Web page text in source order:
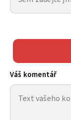
Váš komentář